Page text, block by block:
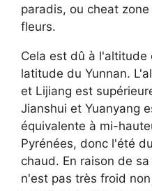
paradis, ou cheat
fleurs.
Cela est dû à l'altitude
latitude du Yunnan.
et Lijiang est
Jianshui et Yuanyang
équivalente à mi-
Pyrénées, donc l'été
chaud. En raison de
n'est pas très froid